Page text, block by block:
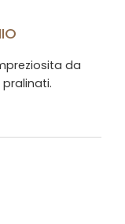
da